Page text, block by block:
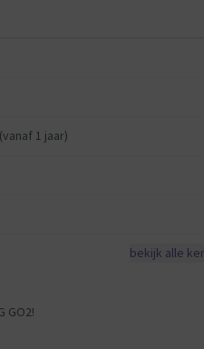
1 jaar)
bekijk alle
GO2!